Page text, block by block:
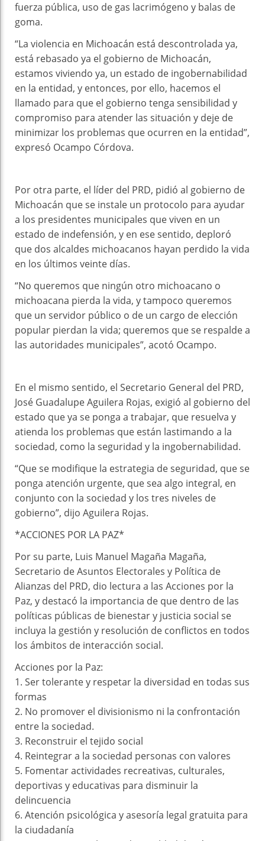
fuerza pública, uso de gas lacrimógeno y balas de
goma.
“La violencia en Michoacán está descontrolada ya,
está rebasado ya el gobierno de Michoacán,
estamos viviendo ya, un estado de ingobernabilidad
en la entidad, y entonces, por ello, hacemos el
llamado para que el gobierno tenga sensibilidad y
compromiso para atender las situación y deje de
minimizar los problemas que ocurren en la entidad”,
expresó Ocampo Córdova.
Por otra parte, el líder del PRD, pidió al gobierno de
Michoacán que se instale un protocolo para ayudar
a los presidentes municipales que viven en un
estado de indefensión, y en ese sentido, deploró
que dos alcaldes michoacanos hayan perdido la vida
en los últimos veinte días.
“No queremos que ningún otro michoacano o
michoacana pierda la vida, y tampoco queremos
que un servidor público o de un cargo de elección
popular pierdan la vida; queremos que se respalde a
las autoridades municipales”, acotó Ocampo.
En el mismo sentido, el Secretario General del PRD,
José Guadalupe Aguilera Rojas, exigió al gobierno del
estado que ya se ponga a trabajar, que resuelva y
atienda los problemas que están lastimando a la
sociedad, como la seguridad y la ingobernabilidad.
“Que se modifique la estrategia de seguridad, que se
ponga atención urgente, que sea algo integral, en
conjunto con la sociedad y los tres niveles de
gobierno”, dijo Aguilera Rojas.
*ACCIONES POR LA PAZ*
Por su parte, Luis Manuel Magaña Magaña,
Secretario de Asuntos Electorales y Política de
Alianzas del PRD, dio lectura a las Acciones por la
Paz, y destacó la importancia de que dentro de las
políticas públicas de bienestar y justicia social se
incluya la gestión y resolución de conflictos en todos
los ámbitos de interacción social.
Acciones por la Paz:
1. Ser tolerante y respetar la diversidad en todas sus
formas
2. No promover el divisionismo ni la confrontación
entre la sociedad.
3. Reconstruir el tejido social
4. Reintegrar a la sociedad personas con valores
5. Fomentar actividades recreativas, culturales,
deportivas y educativas para disminuir la
delincuencia
6. Atención psicológica y asesoría legal gratuita para
la ciudadanía